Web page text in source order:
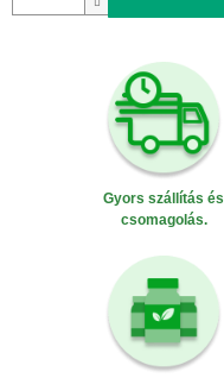
Gyors szállítás és
csomagolás.